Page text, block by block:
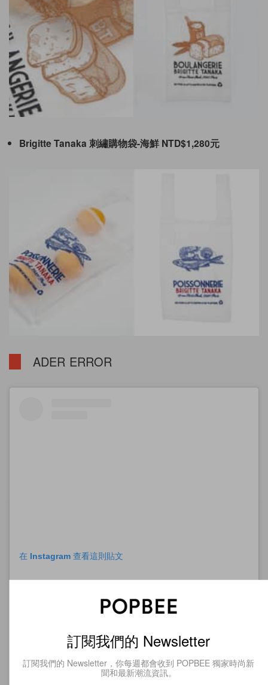
Brigitte Tanaka 刺繡購物袋-海鮮 NTD$1,280元
ADER ERROR
在 Instagram 查看這則貼文
訂閱我們的 Newsletter
訂閱我們的 Newsletter，你每週都會收到 POPBEE 獨家時尚新
聞和最新潮流資訊。